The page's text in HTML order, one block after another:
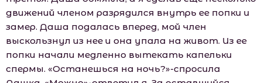
движений членом разрядился внутрь ее попки и
замер. Даша подалась вперед, мой член
выскользнул из нее и она упала на живот. Из ее
попки начали медленно вытекать капельки
спермы. «Останешься на ночь?»-спросила